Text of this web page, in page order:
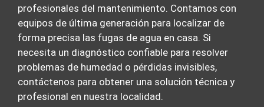
profesionales del mantenimiento. Contamos con
equipos de última generación para localizar de
forma precisa las fugas de agua en casa. Si
necesita un diagnóstico confiable para resolver
problemas de humedad o pérdidas invisibles,
contáctenos para obtener una solución técnica y
profesional en nuestra localidad.